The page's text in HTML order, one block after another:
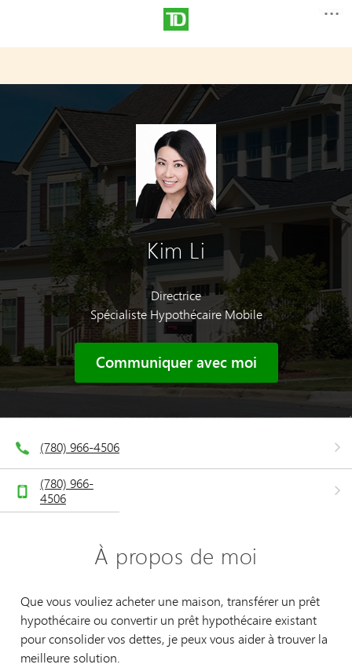
Kim Li
Directrice
Spécialiste Hypothécaire Mobile
Communiquer avec moi
(780) 966-4506
(780) 966-
4506
À propos de moi
Que vous vouliez acheter une maison, transférer un prêt
hypothécaire ou convertir un prêt hypothécaire existant
pour consolider vos dettes, je peux vous aider à trouver la
meilleure solution.